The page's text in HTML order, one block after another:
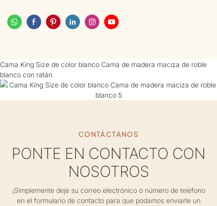
Cama King Size de color blanco Cama de madera maciza de roble
blanco con ratán
CONTÁCTANOS
PONTE EN CONTACTO CON
NOSOTROS
¡Simplemente deje su correo electrónico o número de teléfono
en el formulario de contacto para que podamos enviarle un